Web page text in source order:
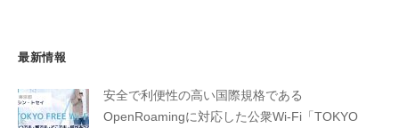
最新情報
安全で利便性の高い国際規格である
OpenRoamingに対応した公衆Wi-Fi「TOKYO